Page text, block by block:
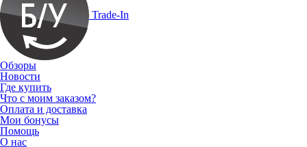
Trade-In
Обзоры
Новости
Где купить
Что с моим заказом?
Оплата и доставка
Мои бонусы
Помощь
О нас